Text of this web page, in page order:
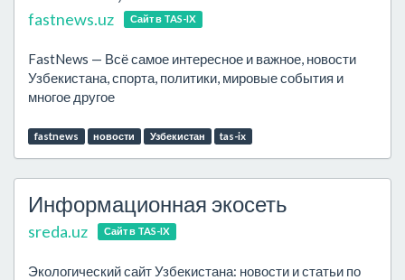
fastnews.uz Сайт в TAS-IX
FastNews — Всё самое интересное и важное, новости
Узбекистана, спорта, политики, мировые события и
многое другое
fastnews новости Узбекистан tas-ix
Информационная экосеть
sreda.uz Сайт в TAS-IX
Экологический сайт Узбекистана: новости и статьи по